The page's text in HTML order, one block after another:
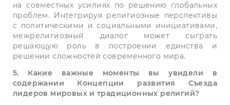
на совместных усилиях по решению глобальных
проблем. Интегрируя религиозные перспективы
с политическими и социальными инициативами,
межрелигиозный диалог может сыграть
решающую роль в построении единства и
решении сложностей современного мира.
5. Какие важные моменты вы увидели в
содержании Концепции развития Съезда
лидеров мировых и традиционных религий?